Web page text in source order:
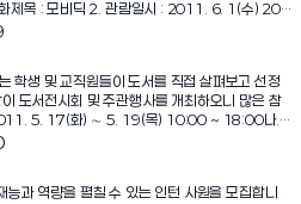
카우트 취업컨설턴트, 리얼파트너 컨설턴트 3.
- 2011 슈퍼아이돌 빅3 콘서트(6.11) 출연 :
: 2단, 3단 중 택1) 다. TESAT 온라인 시험 할인
센 터 장
신청대상 : 본교 재학생 5. 신청기간 : 2011. 5.
신청방법 - www.cine21.com 접속 후 시사회
개별통지(SMS) 8. 당첨자 티켓수령 : 씨네21
운관 학생처에서 티켓수령
학생 및 교직원들이 도서를 직접 살펴보고 선정
참
~ 18:00나.
5. 18(수) 10:00~17: